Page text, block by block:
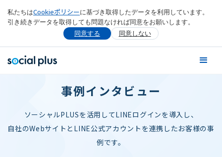
私たちはCookieポリシーに基づき取得したデータを利用しています。
引き続きデータを取得しても問題なければ同意をお願いします。
同意する
同意しない
事例インタビュー
ソーシャルPLUSを活用してLINEログインを導入し、
自社のWebサイトとLINE公式アカウントを連携したお客様の事
例です。